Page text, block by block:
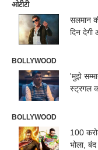
ओटीटी
सलमान
दिन देगी
BOLLYWOOD
'मुझे
स्ट्रगल
BOLLYWOOD
100
भोला, बंद